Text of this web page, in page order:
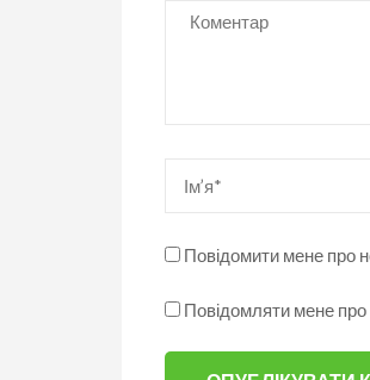
Коментар
Повідомити мене про
Повідомляти мене